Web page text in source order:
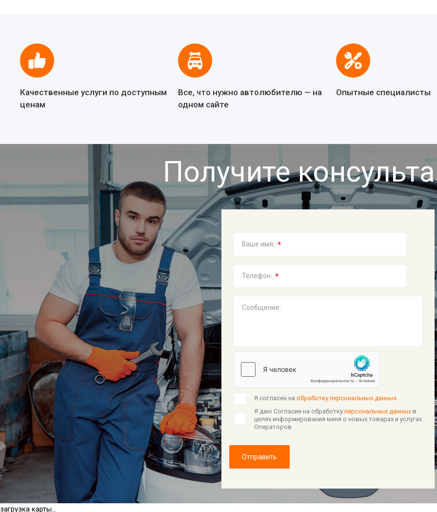
Качественные услуги по доступным
ценам
Все, что нужно автолюбителю — на
одном сайте
Опытные специалисты
Получите
Ваше имя: *
Телефон: *
Сообщение:
Я согласен на обработку персональных данных
Я даю Согласие на обработку персональных данныхв
целях информирования меня о новых товарах и услугах
Операторов
Отправить
загрузка карты...